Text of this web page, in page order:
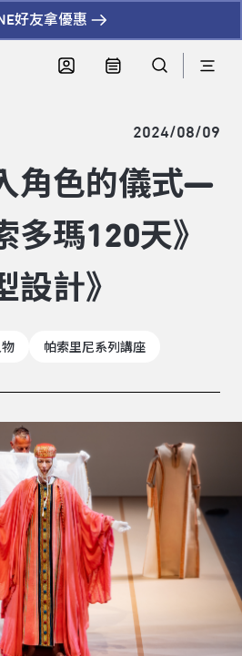
好友拿優惠
2024/08/09
角色的儀式—
多瑪120天》
設計》
帕索里尼系列講座